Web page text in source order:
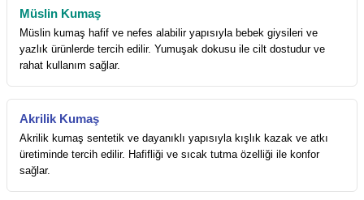
Müslin Kumaş
Müslin kumaş hafif ve nefes alabilir yapısıyla bebek giysileri ve
yazlık ürünlerde tercih edilir. Yumuşak dokusu ile cilt dostudur ve
rahat kullanım sağlar.
Akrilik Kumaş
Akrilik kumaş sentetik ve dayanıklı yapısıyla kışlık kazak ve atkı
üretiminde tercih edilir. Hafifliği ve sıcak tutma özelliği ile konfor
sağlar.